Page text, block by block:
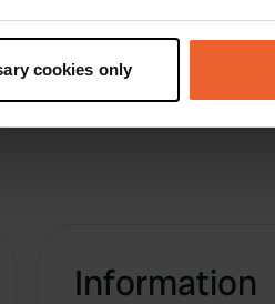
can be accurate to within
set your preferences in the
cookies only
Information